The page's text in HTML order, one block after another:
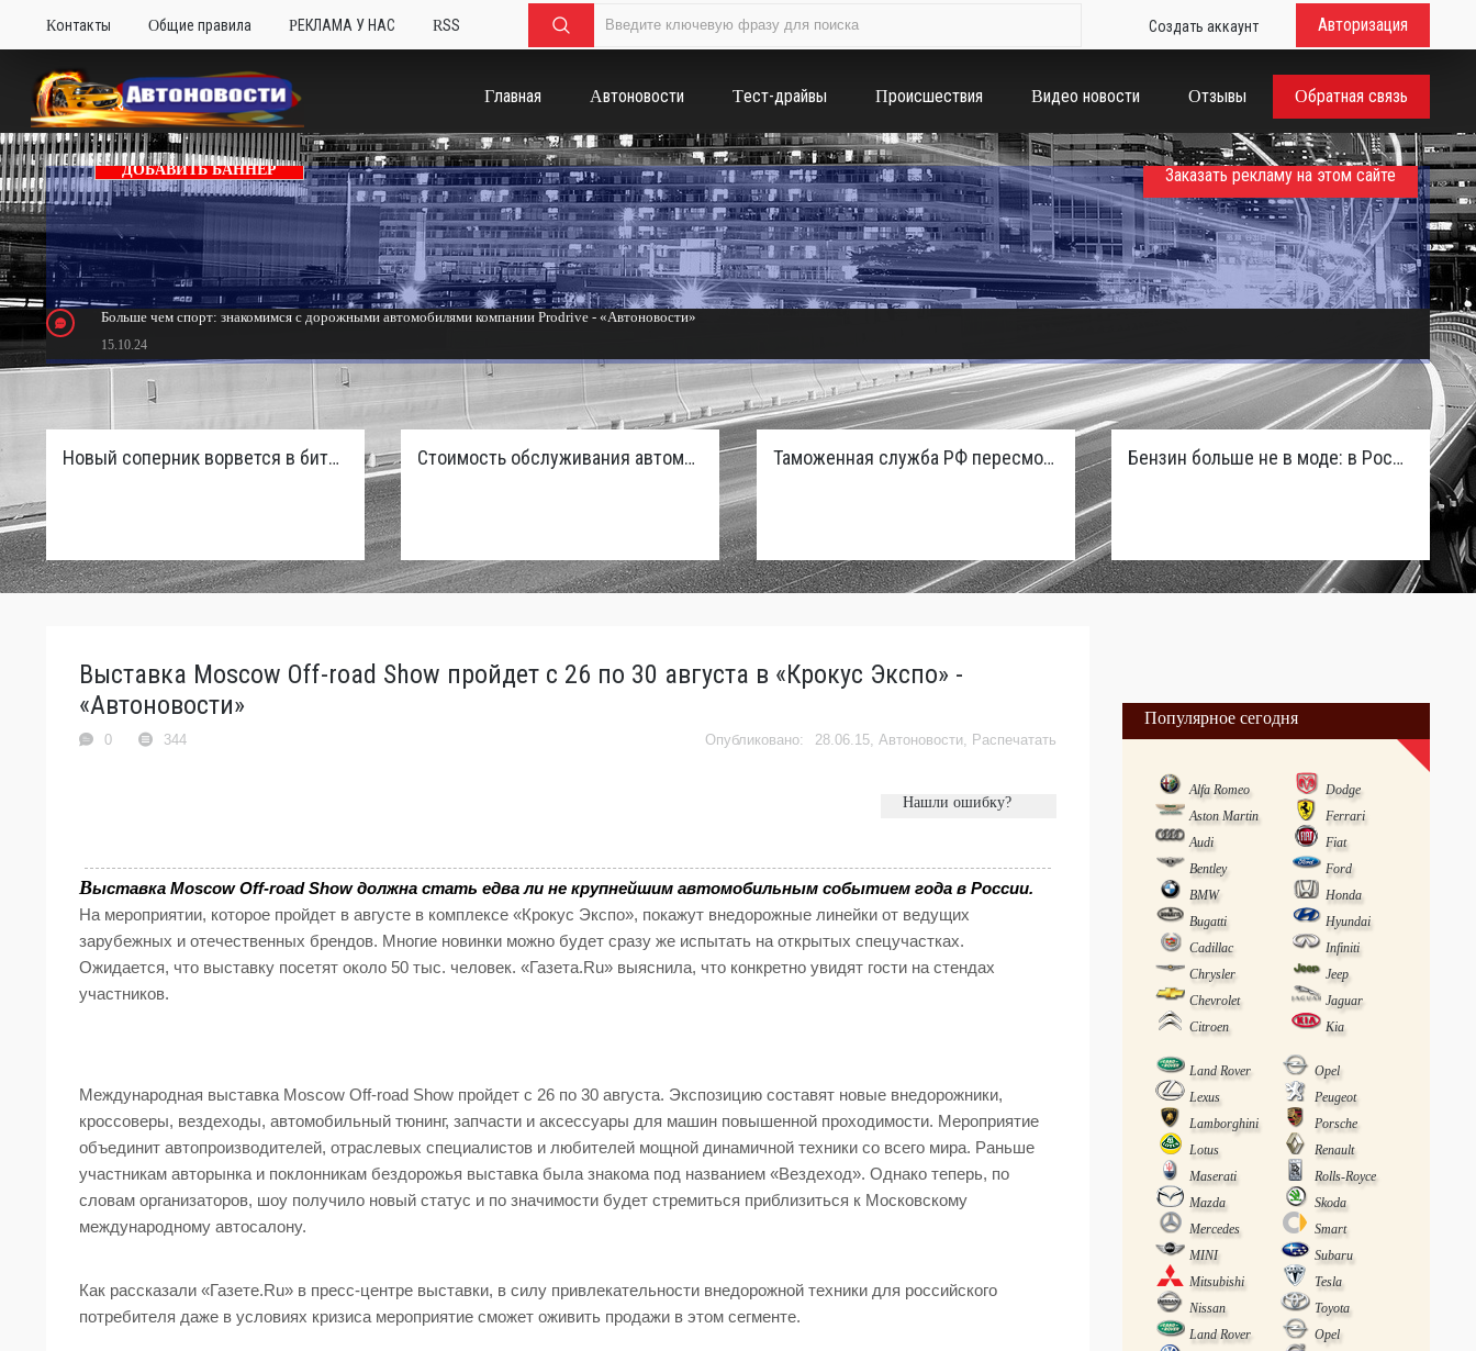
Контакты Общие правила РЕКЛАМА У НАС RSS Создать аккаунт Авторизация
Главная Автоновости Тест-драйвы Происшествия Видео новости Отзывы Обратная связь
ДОБАВИТЬ БАННЕР
Больше чем спорт: знакомимся с дорожными автомобилями компании Prodrive - «Автоновости»
15.10.24
Тюнинг Mitsubishi Eclipse. Самый быстрый передний привод России с бензиновым мотором - «Тюнинг и автоспорт»
Заказать рекламу на этом сайте
Новый соперник ворвется в битву пикапов: Sinotruk S7 с дизелем и 4×4 готовят к старту в России Стоимость обслуживания автомобилей в России вырастет из-за дефицита кадров Таможенная служба РФ пересмотрела правила ввоза машин из ЕАЭС и начисляет пени покупателям Бензин больше не в моде: в России зафиксирован взрывной отказ от двигателей внутреннего сгорания
Выставка Moscow Off-road Show пройдет с 26 по 30 августа в «Крокус Экспо» -
«Автоновости»
28.06.15, Автоновости, Распечатать
0 344
Нашли ошибку?
Выставка Moscow Off-road Show должна стать едва ли не крупнейшим автомобильным событием года в России.
На мероприятии, которое пройдет в августе в комплексе «Крокус Экспо», покажут внедорожные линейки от ведущих
зарубежных и отечественных брендов. Многие новинки можно будет сразу же испытать на открытых спецучастках.
Ожидается, что выставку посетят около 50 тыс. человек. «Газета.Ru» выяснила, что конкретно увидят гости на стендах
участников.
Международная выставка Moscow Off-road Show пройдет с 26 по 30 августа. Экспозицию составят новые внедорожники,
кроссоверы, вездеходы, автомобильный тюнинг, запчасти и аксессуары для машин повышенной проходимости. Мероприятие
объединит автопроизводителей, отраслевых специалистов и любителей мощной динамичной техники со всего мира. Раньше
участникам авторынка и поклонникам бездорожья выставка была знакома под названием «Вездеход». Однако теперь, по
словам организаторов, шоу получило новый статус и по значимости будет стремиться приблизиться к Московскому
международному автосалону.
Как рассказали «Газете.Ru» в пресс-центре выставки, в силу привлекательности внедорожной техники для российского
потребителя даже в условиях кризиса мероприятие сможет оживить продажи в этом сегменте.
Популярное сегодня
Alfa Romeo
Dodge
Aston Martin
Ferrari
Audi
Fiat
Bentley
Ford
BMW
Honda
Bugatti
Hyundai
Cadillac
Infiniti
Chrysler
Jeep
Chevrolet
Jaguar
Citroen
Kia
Land Rover
Opel
Lexus
Peugeot
Lamborghini
Porsche
Lotus
Renault
Maserati
Rolls-Royce
Mazda
Skoda
Mercedes
Smart
MINI
Subaru
Mitsubishi
Tesla
Nissan
Toyota
Land Rover
Opel